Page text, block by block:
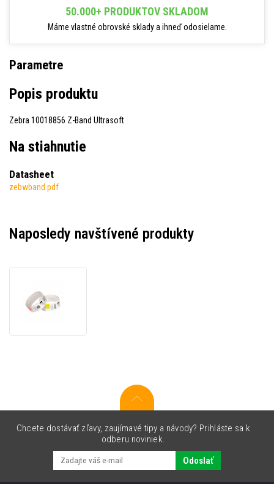
50.000+ PRODUKTOV SKLADOM
Máme vlastné obrovské sklady a ihneď odosielame.
Parametre
Popis produktu
Zebra 10018856 Z-Band Ultrasoft
Na stiahnutie
Datasheet
zebwband.pdf
Naposledy navštívené produkty
Ultrasoft
Chcete dostávať zľavy, zaujímavé tipy a návody? Prihláste sa k
odberu noviniek.
Odoslať